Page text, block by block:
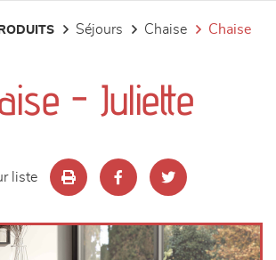
séjours chaise chaise
- Juliette
liste